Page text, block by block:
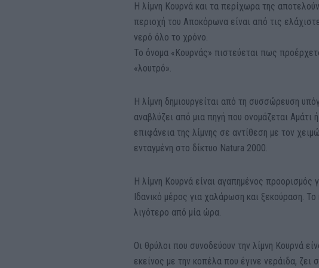
Η λίμνη Κουρνά και τα περίχωρα της
περιοχή του Αποκόρωνα είναι από τις
νερό όλο το χρόνο.
Το όνομα «Κουρνάς» πιστεύεται πως
«λουτρό».
Η λίμνη δημιουργείται από τη συσσώρευση
αναβλύζει από μια πηγή που ονομάζεται Αμάτι
επιφάνεια της λίμνης σε αντίθεση με τον
ενταγμένη στο δίκτυο Natura 2000.
Η λίμνη Κουρνά είναι αγαπημένος προορισμός
Ιδανικό μέρος για χαλάρωση και ξεκούραση.
λιγότερο από μία ώρα.
Οι θρύλοι που συνοδεύουν την λίμνη Κουρνά
εκείνος με την κοπέλα που έγινε νεράιδα, ζει